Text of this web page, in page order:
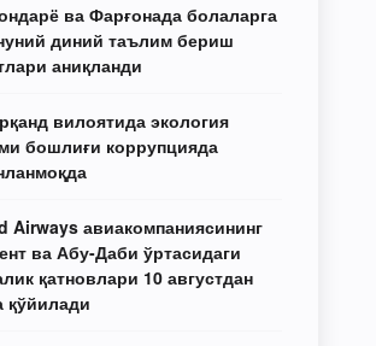
ва Фарғонада болаларга
диний таълим бериш
аниқланди
вилоятида экология
бошлиғи коррупцияда
Airways авиакомпаниясининг
ва Абу-Даби ўртасидаги
қатновлари 10 августдан
қўйилади